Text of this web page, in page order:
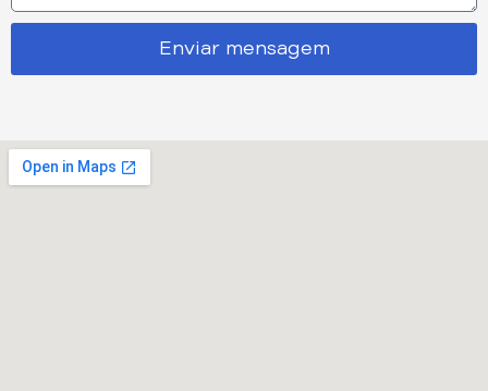
Enviar mensagem